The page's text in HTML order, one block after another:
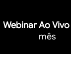
Webinar Ao Vivo
mês